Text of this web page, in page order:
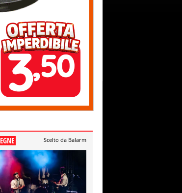
Scelto da Balarm